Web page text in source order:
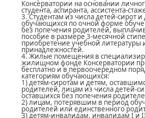
Консерватории на основании
студента, аспиранта, ассистента-
3. Студентам из числа детей-сирот и
обучающихся по очной форме
без попечения родителей,
пособие в размере 3-месячной
приобретение учебной литературы
принадлежностей.
4. Жилые помещения в
жилищном фонде Консерватории
бесплатно и в первоочередном
категориям обучающихся:
1) детям-сиротам и детям,
родителей, лицам из числа детей-
оставшихся без попечения
2) лицам, потерявшим в период
родителей или единственного
3) детям-инвалидам, инвалидам I и